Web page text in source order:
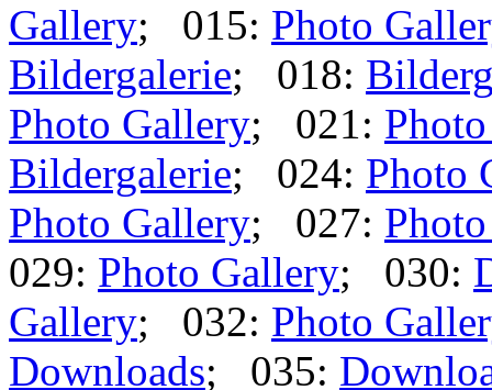
Gallery; 015: Photo
Bildergalerie; 018:
Photo Gallery; 021:
Bildergalerie; 024: Photo
Photo Gallery; 027:
029: Photo Gallery; 030:
Gallery; 032: Photo
Downloads; 035: